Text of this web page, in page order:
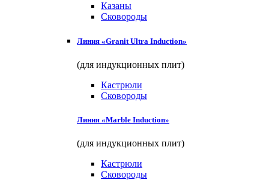
Казаны
Сковороды
Линия «Granit Ultra Induction»
(для индукционных плит)
Кастрюли
Сковороды
Линия «Marble Induction»
(для индукционных плит)
Кастрюли
Сковороды